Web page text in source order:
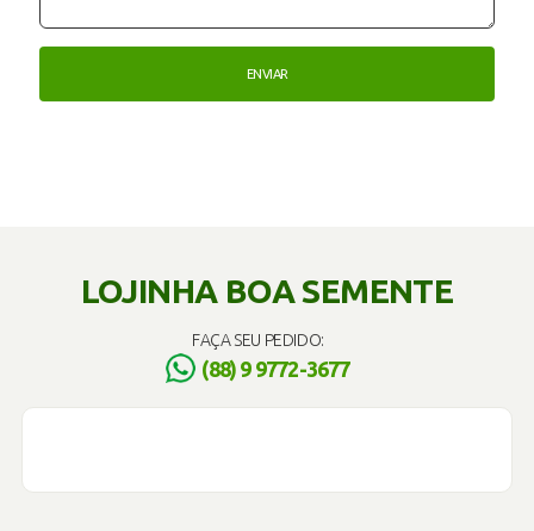
LOJINHA BOA SEMENTE
FAÇA SEU PEDIDO:
(88) 9 9772-3677